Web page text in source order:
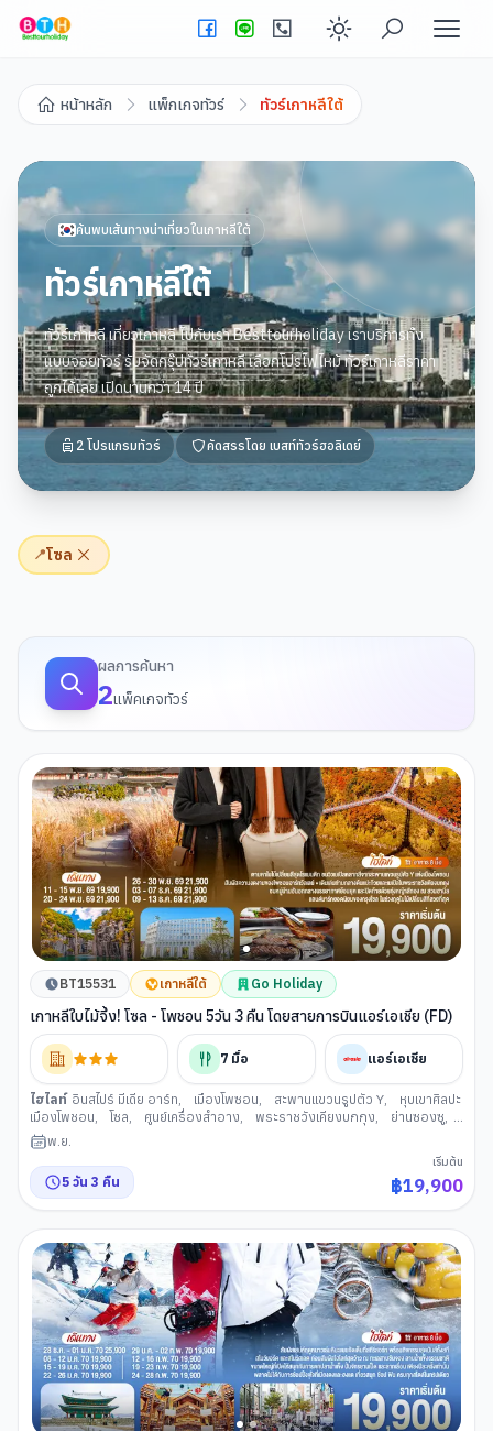
Enable dark
หน้าหลัก แพ็กเกจทัวร์ ทัวร์เกาหลีใต้
ค้นพบเส้นทางน่าเที่ยวในเกาหลีใต้
ทัวร์เกาหลีใต้
ทัวร์เกาหลี เที่ยวเกาหลี ไปกับเรา Besttourholiday เราบริการทั้ง
แบบจอยทัวร์ รับจัดกรุ๊ปทัวร์เกาหลี เลือกโปรไฟไหม้ ทัวร์เกาหลีราคา
ถูกได้เลย เปิดนานกว่า 14 ปี
2 โปรแกรมทัวร์ คัดสรรโดย เบสท์ทัวร์ฮอลิเดย์
📍โซล
ผลการค้นหา
2แพ็คเกจทัวร์
BT15531 เกาหลีใต้ Go Holiday
เกาหลีใบไม้จึ้ง! โซล - โพชอน 5วัน 3 คืน โดยสายการบินแอร์เอเชีย (FD)
7 มื้อ แอร์เอเชีย
ไฮไลท์ อินสไปร์ มีเดีย อาร์ท, เมืองโพซอน, สะพานแขวนรูปตัว Y,
หุบเขาศิลปะ
เมืองโพชอน, โซล, ศูนย์เครื่องสำอาง, พระราชวังเคียงบกกุง, ย่านซองซู,
หมู่บ้านวัฒนธรรมอึนพยอง
สมุนไพรเกาหลี
พ.ย.
5 วัน 3 คืน
เริ่มต้น
฿19,900